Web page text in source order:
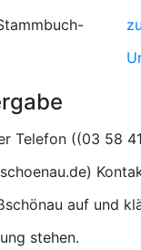
Telefon (
)
auf und
stehen.